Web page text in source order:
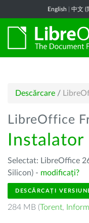
English 中文 (
Descărcare /
LibreOffice
Instalator
Selectat: LibreOffice
Silicon) - modificați?
DESCĂRCAȚI
284 MB (Torent,